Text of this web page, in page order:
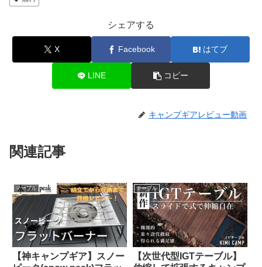
シェアする
X Facebook はてブ
LINE コピー
キャンプギアレビュー動画
関連記事
テーブル
【神キャンプギア】スノー
テーブル
【次世代型IGTテーブル】